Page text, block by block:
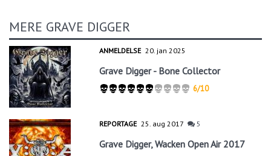
MERE GRAVE DIGGER
ANMELDELSE 20. jan 2025
Grave Digger - Bone Collector
6/10
REPORTAGE 25. aug 2017 5
Grave Digger, Wacken Open Air 2017